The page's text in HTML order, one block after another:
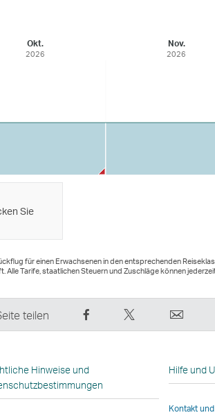
Okt.
2026
Nov.
2026
Sie
für einen Erwachsenen in den entsprechenden
Alle Tarife, staatlichen Steuern und Zuschläge können
teilen
Facebook
der
Link
Twittern
Sie
Link
Mail
Link
wird
Hinweise und
Hilfe und
Kontakt